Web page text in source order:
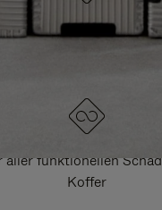
IN
auf Qualität geprüft
aller funktionellen
Koffer